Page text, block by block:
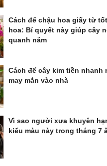
Cách để chậu hoa giấy từ
hoa: Bí quyết này giúp cây
quanh năm
Cách để cây kim tiền nhanh
may mắn vào nhà
Vì sao người xưa khuyên
kiểu màu này trong tháng 7